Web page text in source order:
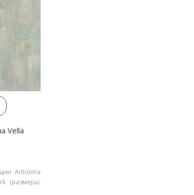
Vella
Antonina
(размеры: